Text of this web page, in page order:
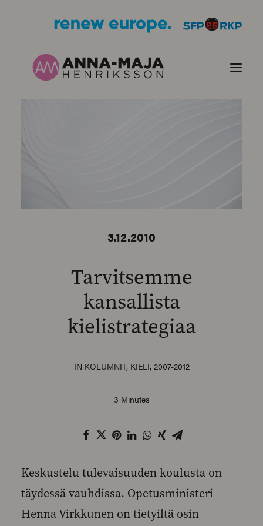
SEARCH
3.12.2010
Tarvitsemme
kansallista
kielistrategiaa
IN KOLUMNIT, KIELI, 2007-2012
3 Minutes
Keskustelu tulevaisuuden koulusta on
täydessä vauhdissa. Opetusministeri
Henna Virkkunen on tietyiltä osin